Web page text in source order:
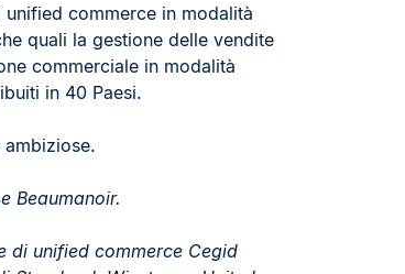
commerce in modalità
quali la gestione delle vendite
commerciale in modalità
in 40 Paesi.
Beaumanoir.
di unified commerce Cegid